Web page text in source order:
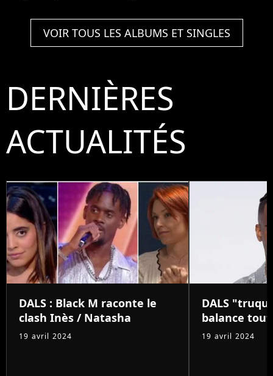
(Live)
VOIR TOUS LES ALBUMS ET SINGLES
DERNIÈRES
ACTUALITÉS
DALS : Black M raconte le
clash Inès / Natasha
19 avril 2024
DALS
balance tout
19 avril 2024